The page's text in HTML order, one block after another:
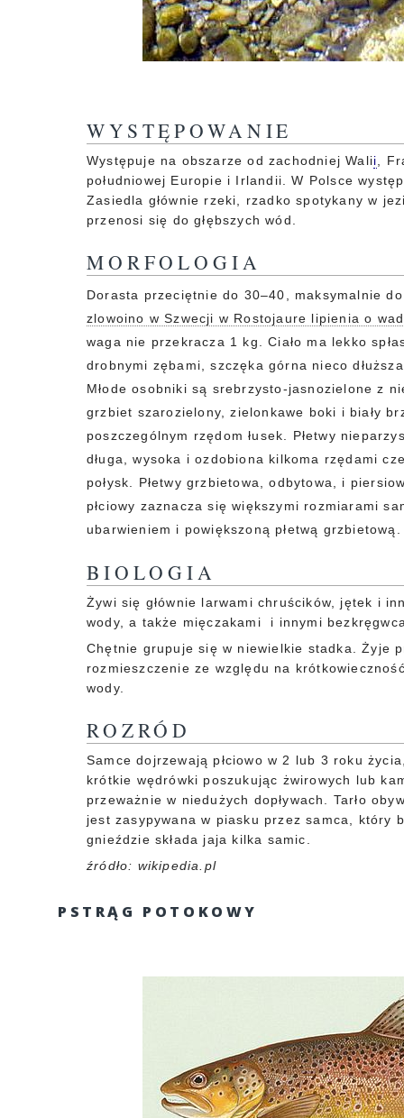
WYSTĘPOWANIE
Występuje na obszarze od zachodniej Walii ,
południowej Europie i Irlandii. W Polsce
Zasiedla głównie rzeki, rzadko spotykany w
przenosi się do głębszych wód.
MORFOLOGIA
Dorasta przeciętnie do 30–40, maksymalnie
zlowoino w Szwecji w Rostojaure lipienia o
waga nie przekracza 1 kg. Ciało ma lekko
drobnymi zębami, szczęka górna nieco
Młode osobniki są srebrzysto-jasnozielone z
grzbiet szarozielony, zielonkawe boki i biały
poszczególnym rzędom łusek. Płetwy
długa, wysoka i ozdobiona kilkoma rzędami
połysk. Płetwy grzbietowa, odbytowa, i
płciowy zaznacza się większymi rozmiarami
ubarwieniem i powiększoną płetwą grzbietową.
BIOLOGIA
Żywi się głównie larwami chruścików, jętek i
wody, a także mięczakami i innymi
Chętnie grupuje się w niewielkie stadka. Żyje
rozmieszczenie ze względu na
wody.
ROZRÓD
Samce dojrzewają płciowo w 2 lub 3 roku
krótkie wędrówki poszukując żwirowych lub
przeważnie w niedużych dopływach. Tarło
jest zasypywana w piasku przez samca, który
gnieździe składa jaja kilka samic.
źródło: wikipedia.pl
PSTRĄG POTOKOWY